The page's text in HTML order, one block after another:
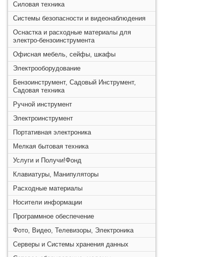
Силовая техника
Системы безопасности и видеонаблюдения
Оснастка и расходные материалы для
электро-бензоинструмента
Офисная мебель, сейфы, шкафы
Электрооборудование
Бензоинструмент, Садовый Инструмент,
Садовая техника
Ручной инструмент
Электроинструмент
Портативная электроника
Мелкая бытовая техника
Услуги и Получи!Фонд
Клавиатуры, Манипуляторы
Расходные материалы
Носители информации
Программное обеспечение
Фото, Видео, Телевизоры, Электроника
Серверы и Системы хранения данных